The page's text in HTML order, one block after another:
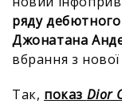
ряду
Джонатана
вбрання з нової
Так, показ Dior